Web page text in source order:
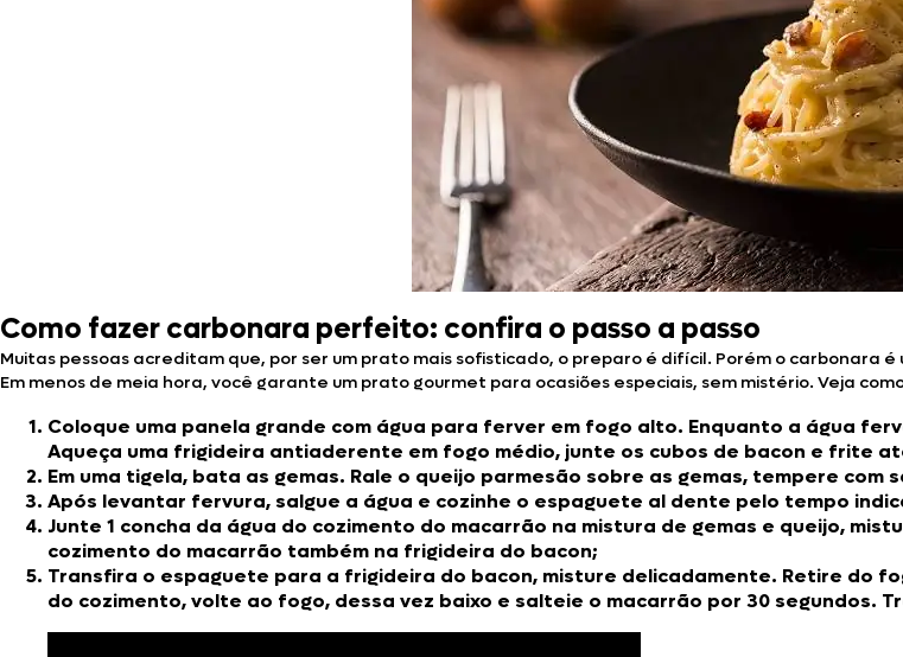
Como fazer carbonara perfeito: confira o passo a passo
Muitas pessoas acreditam que, por ser um prato mais sofisticado, o preparo é difícil. Porém o
Em menos de meia hora, você garante um prato gourmet para ocasiões especiais, sem mistério. Veja
Coloque uma panela grande com água para ferver em fogo alto. Enquanto a água
Aqueça uma frigideira antiaderente em fogo médio, junte os cubos de bacon e frite
Em uma tigela, bata as gemas. Rale o queijo parmesão sobre as gemas, tempere com
Após levantar fervura, salgue a água e cozinhe o espaguete al dente pelo tempo
Junte 1 concha da água do cozimento do macarrão na mistura de gemas e queijo,
cozimento do macarrão também na frigideira do bacon;
Transfira o espaguete para a frigideira do bacon, misture delicadamente. Retire do
do cozimento, volte ao fogo, dessa vez baixo e salteie o macarrão por 30 segundos.